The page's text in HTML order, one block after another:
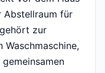
Abstellraum für
zur
Waschmaschine,